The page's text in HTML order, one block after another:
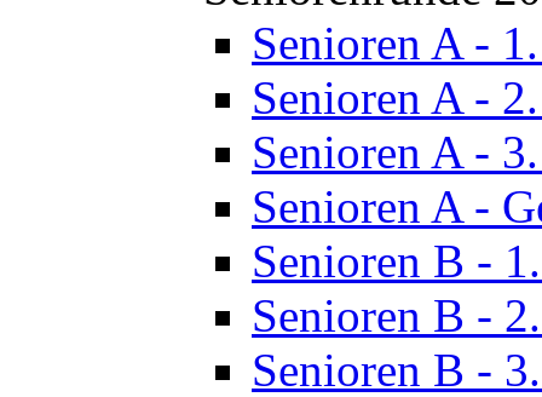
Senioren A -
Senioren A -
Senioren A -
Senioren A -
Senioren B -
Senioren B -
Senioren B -